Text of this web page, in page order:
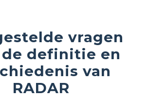
vragen
definitie en
van
RADAR